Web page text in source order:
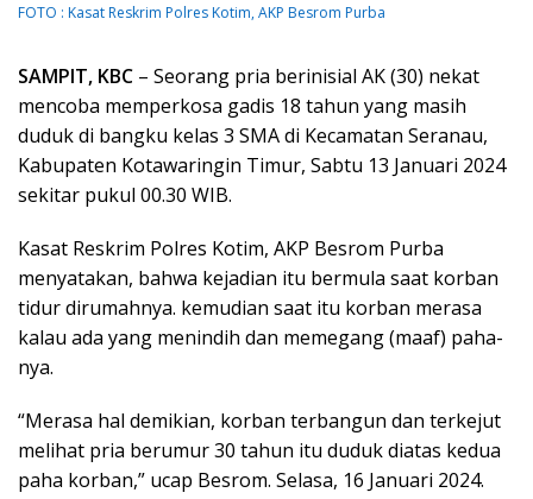
FOTO : Kasat Reskrim Polres Kotim, AKP Besrom Purba
SAMPIT, KBC – Seorang pria berinisial AK (30) nekat
mencoba memperkosa gadis 18 tahun yang masih
duduk di bangku kelas 3 SMA di Kecamatan Seranau,
Kabupaten Kotawaringin Timur, Sabtu 13 Januari 2024
sekitar pukul 00.30 WIB.
Kasat Reskrim Polres Kotim, AKP Besrom Purba
menyatakan, bahwa kejadian itu bermula saat korban
tidur dirumahnya. kemudian saat itu korban merasa
kalau ada yang menindih dan memegang (maaf) paha-
nya.
“Merasa hal demikian, korban terbangun dan terkejut
melihat pria berumur 30 tahun itu duduk diatas kedua
paha korban,” ucap Besrom. Selasa, 16 Januari 2024.